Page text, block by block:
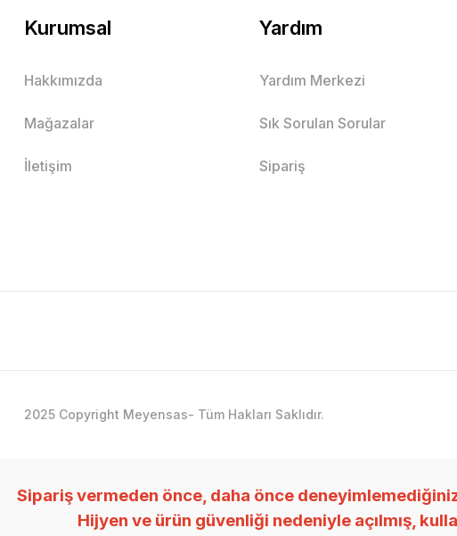
Kurumsal
Hakkımızda
Mağazalar
İletişim
Yardım
Yardım Merkezi
Sık Sorulan Sorular
Sipariş
2025 Copyright Meyensas- Tüm Hakları Saklıdır.
Sipariş vermeden önce, daha önce
Hijyen ve ürün güvenliği nedeniyle açılmış,